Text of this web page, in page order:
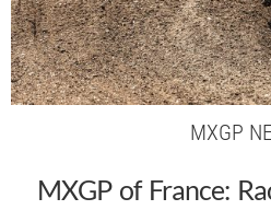
MXGP
MXGP of France: